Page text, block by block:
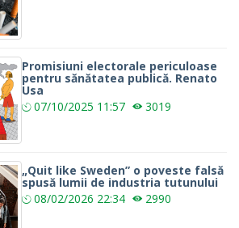
Promisiuni electorale periculoase
pentru sănătatea publică. Renato
Usa
07/10/2025 11:57 3019
„Quit like Sweden” o poveste falsă
spusă lumii de industria tutunului
08/02/2026 22:34 2990